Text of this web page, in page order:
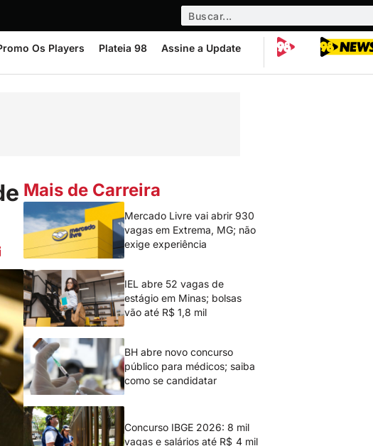
Os Players Plateia 98 Assine a Update
Mais de Carreira
Mercado Livre vai abrir 930
vagas em Extrema, MG; não
exige experiência
IEL abre 52 vagas de
estágio em Minas; bolsas
vão até R$ 1,8 mil
BH abre novo concurso
público para médicos; saiba
como se candidatar
Concurso IBGE 2026: 8 mil
vagas e salários até R$ 4 mil